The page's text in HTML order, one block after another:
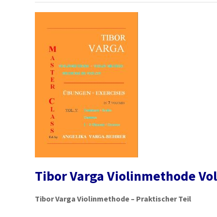
Tibor Varga Violinmethode
Tibor Varga Violinmethode – Praktischer Teil